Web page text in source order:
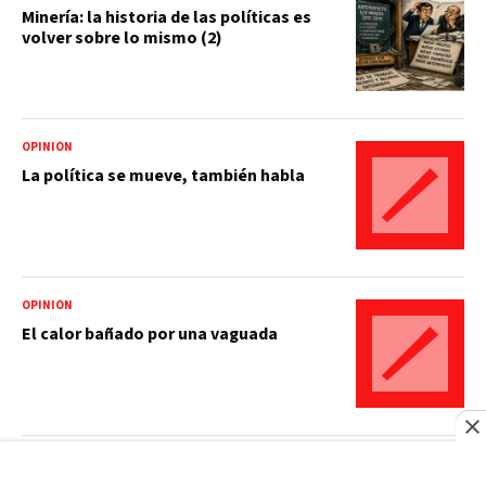
Minería: la historia de las políticas es
volver sobre lo mismo (2)
OPINIÓN
La política se mueve, también habla
OPINIÓN
El calor bañado por una vaguada